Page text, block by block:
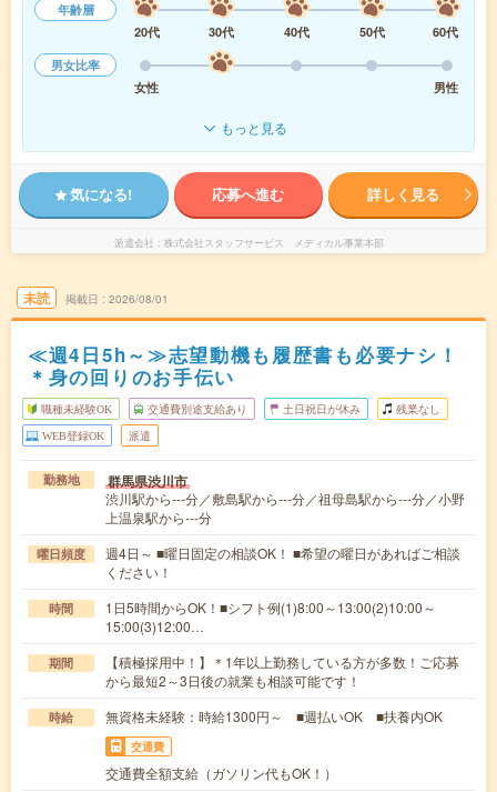
年齢層
20代
30代 40代 50代
60代
男女比率
女性
男性
もっと見る
気になる! 応募へ進む 詳しく見る
派遣会社 株式会社スタッフサービス メディカル事業本部
未読 掲載日 2026/08/01
≪週4日5h～≫志望動機も履歴書も必要ナシ！
＊身の回りのお手伝い
職種未経験OK 交通費別途支給あり 土日祝日が休み 残業なし
WEB登録OK 派遣
勤務地 群馬県渋川市
渋川駅から---分／敷島駅から---分／祖母島駅から---分／小野
上温泉駅から---分
曜日頻度
週4日～ ■曜日固定の相談OK！ ■希望の曜日があればご相談
ください！
時間
1日5時間からOK！■シフト例(1)8:00～13:00(2)10:00～
15:00(3)12:00…
期間
【積極採用中！】＊1年以上勤務している方が多数！ご応募
から最短2～3日後の就業も相談可能です！
時給 無資格未経験：時給1300円～ ■週払いOK ■扶養内OK
交通費
交通費全額支給（ガソリン代もOK！）